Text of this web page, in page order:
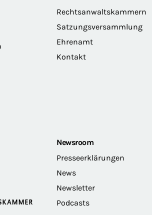
Rechtsanwaltskammern
Satzungsversammlung
Ehrenamt
Kontakt
Newsroom
Presseerklärungen
News
Newsletter
Podcasts